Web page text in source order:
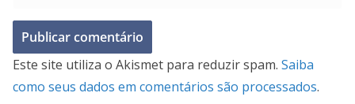
Este site utiliza o Akismet para reduzir spam. Saiba
como seus dados em comentários são processados.